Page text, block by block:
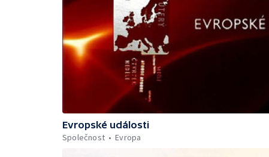
Evropské události
Společnost
Evropa